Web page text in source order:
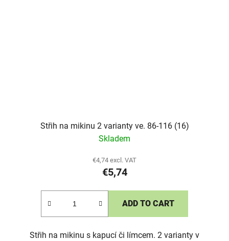
Střih na mikinu 2 varianty ve. 86-116 (16)
Skladem
€4,74 excl. VAT
€5,74
ADD TO CART
Střih na mikinu s kapucí či límcem. 2 varianty v